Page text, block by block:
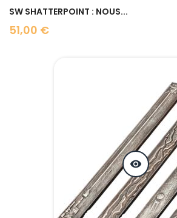
SW SHATTERPOINT : NOUS...
51,00 €
Prix
visibility